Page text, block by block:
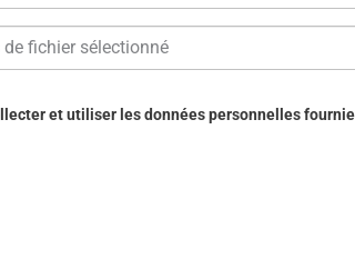
de fichier sélectionné
et utiliser les données personnelles